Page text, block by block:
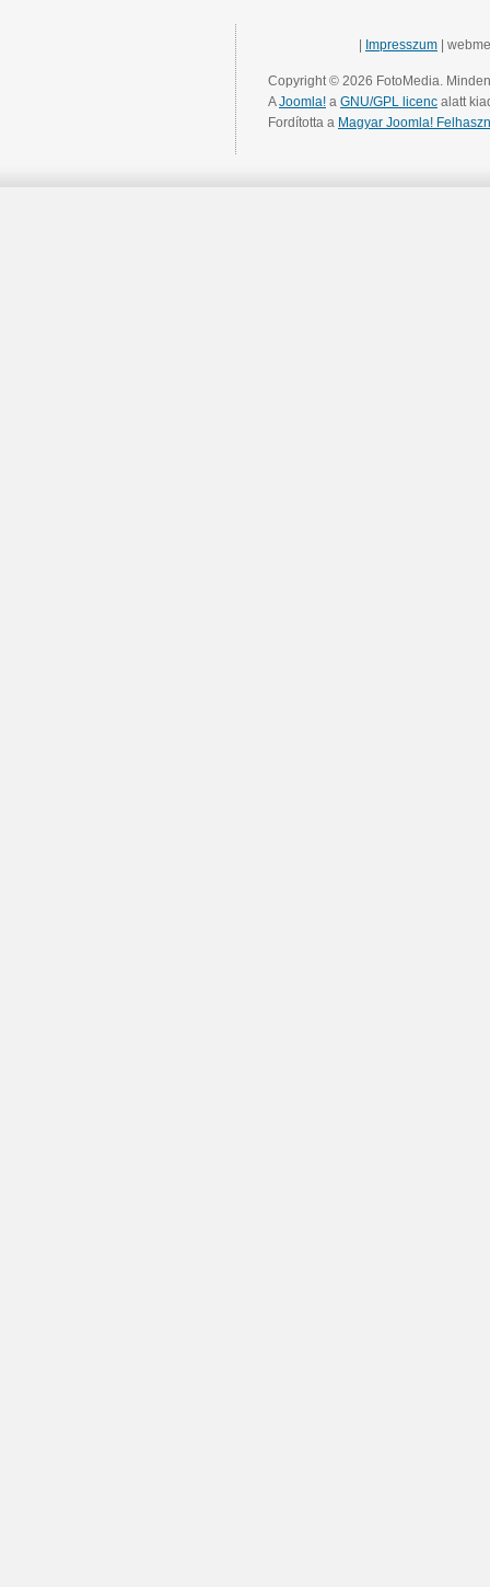
Impresszum |
Copyright © 2026 FotoMedia.
AJoomla! a GNU/GPL licenc alatt
Fordította a Magyar Joomla!